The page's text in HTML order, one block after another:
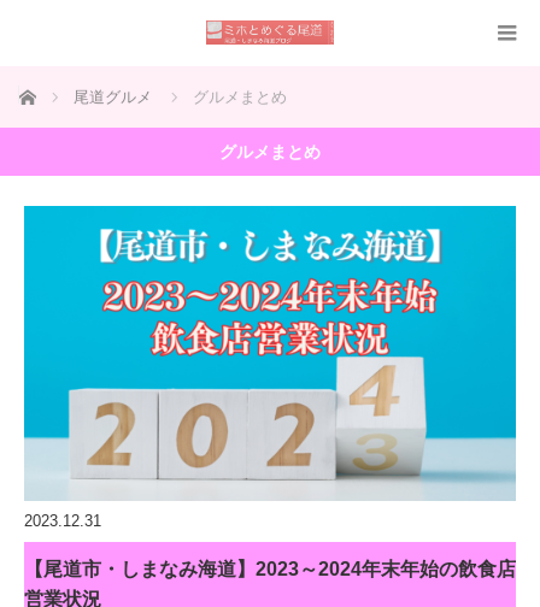
ホーム 尾道グルメ グルメまとめ
グルメまとめ
2023.12.31
【尾道市・しまなみ海道】2023～2024年末年始の飲食店
営業状況